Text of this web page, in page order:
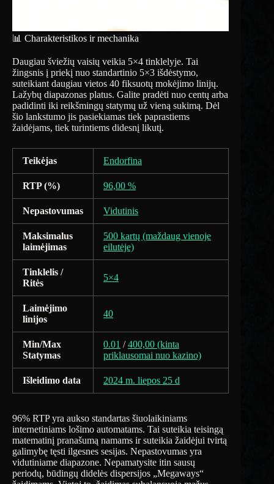
📊 Charakteristikos ir mechanika
Daugiau šviežių vaisių veikia 5×4 tinklelyje. Tai
žingsnis į priekį nuo standartinio 5×3 išdėstymo,
suteikiant daugiau vietos 40 fiksuotų mokėjimo linijų.
Lažybų diapazonas platus. Galite pradėti nuo centų arba
padidinti iki reikšmingų statymų už vieną sukimą. Dėl
šio lankstumo jis pasiekiamas tiek paprastiems
žaidėjams, tiek turintiems didesnį likutį.
Teikėjas Endorfina
RTP (%) 96,00 %
Nepastovumas Vidutinis
Maksimalus
laimėjimas
500 kartų (maždaug vienoje
eilutėje)
Tinklelis /
Ritės
5×4
Laimėjimo
linijos
40
Min/Max
Statymas
0.01 /400,00 (kinta
priklausomai nuo kazino)
Išleidimo data 2024 m. liepos 25 d
96% RTP yra aukso standartas šiuolaikiniams
internetiniams lošimo automatams. Tai suteikia teisingą
matematinį pranašumą namams ir suteikia žaidėjui tvirtą
galimybę tęsti ilgesnes sesijas. Nepastovumas yra
vidutiniame diapazone. Nepamatysite itin sausų
periodų, būdingų didelės dispersijos „Megaways“